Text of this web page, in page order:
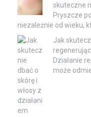
skuteczne
Pryszcze
niezależnie od wieku,
Jak
Działanie
może